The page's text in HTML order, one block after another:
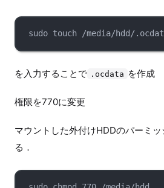
sudo touch /media/hdd/
を入力することで .ocdata を作成
権限を770に変更
マウントした外付けHDDのパーミ
る．